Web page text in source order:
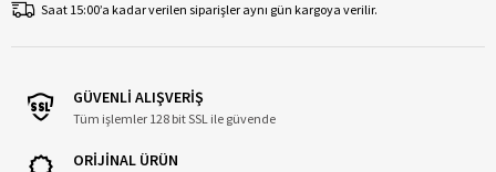
Saat 15:00’a kadar verilen siparişler aynı gün kargoya verilir.
GÜVENLİ ALIŞVERİŞ
Tüm işlemler 128 bit SSL ile güvende
ORİJİNAL ÜRÜN